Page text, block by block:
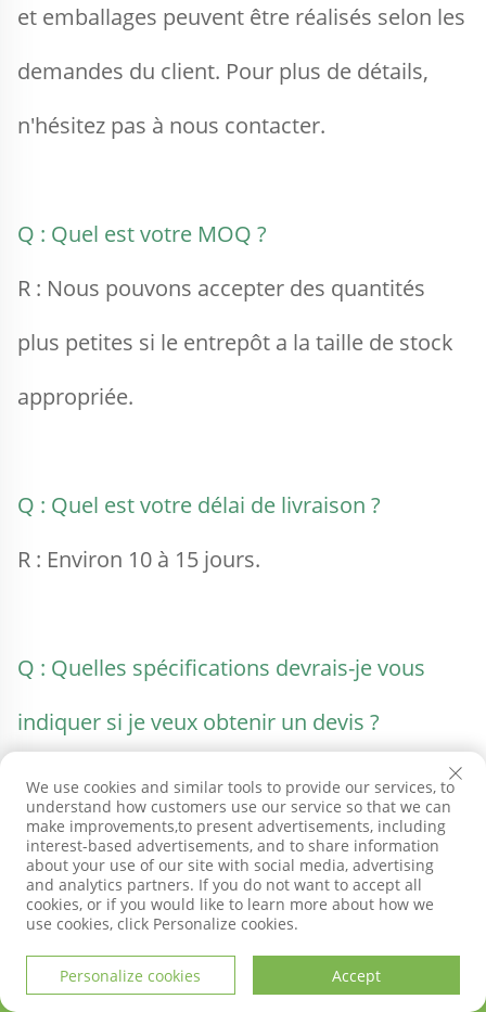
et emballages peuvent être réalisés selon les
demandes du client. Pour plus de détails,
n'hésitez pas à nous contacter.
Q : Quel est votre MOQ ?
R : Nous pouvons accepter des quantités
plus petites si le entrepôt a la taille de stock
appropriée.
Q : Quel est votre délai de livraison ?
R : Environ 10 à 15 jours.
Q : Quelles spécifications devrais-je vous
indiquer si je veux obtenir un devis ?
R : 1. Taille 2. Application 3. Traitement de
surface 4. Quantité estimée
Q: Quel est votre délai de paiement?
A : Nous acceptons le virement T/T, L/C, etc.
We use cookies and similar tools to provide our services, to
understand how customers use our service so that we can
make improvements,to present advertisements, including
interest-based advertisements, and to share information
about your use of our site with social media, advertising
and analytics partners. If you do not want to accept all
cookies, or if you would like to learn more about how we
use cookies, click Personalize cookies.
Personalize cookies Accept